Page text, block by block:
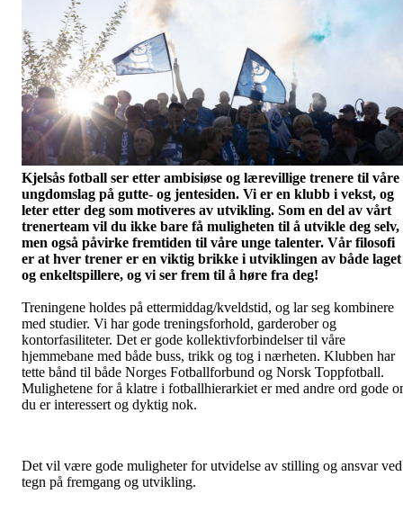
Kjelsås fotball ser etter ambisiøse og lærevillige trenere til våre
ungdomslag på gutte- og jentesiden. Vi er en klubb i vekst, og
leter etter deg som motiveres av utvikling. Som en del av vårt
trenerteam vil du ikke bare få muligheten til å utvikle deg selv,
men også påvirke fremtiden til våre unge talenter. Vår filosofi
er at hver trener er en viktig brikke i utviklingen av både laget
og enkeltspillere, og vi ser frem til å høre fra deg!
Treningene holdes på ettermiddag/kveldstid, og lar seg kombinere
med studier. Vi har gode treningsforhold, garderober og
kontorfasiliteter. Det er gode kollektivforbindelser til våre
hjemmebane med både buss, trikk og tog i nærheten. Klubben har
tette bånd til både Norges Fotballforbund og Norsk Toppfotball.
Mulighetene for å klatre i fotballhierarkiet er med andre ord gode
du er interessert og dyktig nok.
Det vil være gode muligheter for utvidelse av stilling og ansvar ved
tegn på fremgang og utvikling.